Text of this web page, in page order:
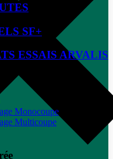
SF+
ESSAIS ARVALIS
Monocoupe
Multicoupe